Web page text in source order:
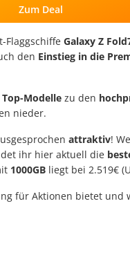
Zum Deal
Flaggschiffe Galaxy Z
den Einstieg in die
Top-Modelle zu den
nieder.
attraktiv!
ihr hier aktuell die
1000GB liegt bei 2.519€
für Aktionen bietet und